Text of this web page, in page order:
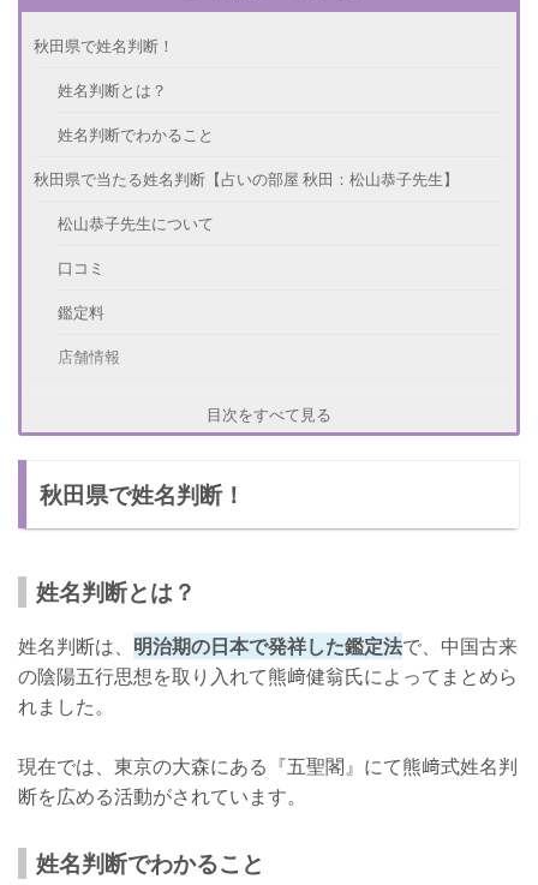
秋田県で姓名判断！
姓名判断とは？
姓名判断でわかること
秋田県で当たる姓名判断【占いの部屋 秋田：松山恭子先生】
松山恭子先生について
口コミ
鑑定料
店舗情報
口コミ
鑑定料
店舗情報
武藤一葉先生について
口コミ
鑑定料
店舗情報
目次をすべて見る
秋田県で姓名判断！
姓名判断とは？
姓名判断は、 明治期の日本で発祥した鑑定法で、中国古来
の陰陽五行思想を取り入れて熊﨑健翁氏によってまとめら
れました。
現在では、東京の大森にある『五聖閣』にて熊﨑式姓名判
断を広める活動がされています。
姓名判断でわかること